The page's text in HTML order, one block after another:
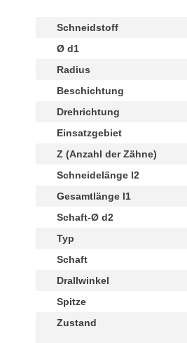
Schneidstoff
Ø d1
Radius
Beschichtung
Drehrichtung
Einsatzgebiet
Z (Anzahl der Zähne)
Schneidelänge l2
Gesamtlänge l1
Schaft-Ø d2
Typ
Schaft
Drallwinkel
Spitze
Zustand